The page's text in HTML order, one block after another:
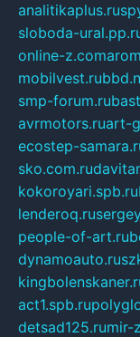
analitikaplus.ru
sloboda-
online-z.com
mobilvest.ru
smp-forum.ru
avrmotors.ruart-
ecostep-
sko.com.ru
kokoroyari.spb.ru
lenderoq.ru
people-of-art.ru
dynamoauto.ru
act1.spb.ru
detsad125.rumir-